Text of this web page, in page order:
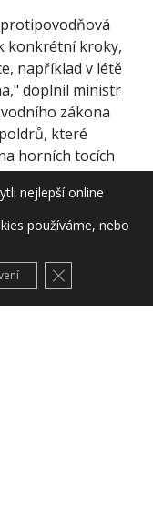
konkrétní kroky,
například v létě
doplnil ministr
zákona
které
horních tocích
na zachování
uvnitř poldrů.
ale vše běží jako
zaplavení
v I. etapě
nejlepší online
používáme, nebo
Zavřít cookie